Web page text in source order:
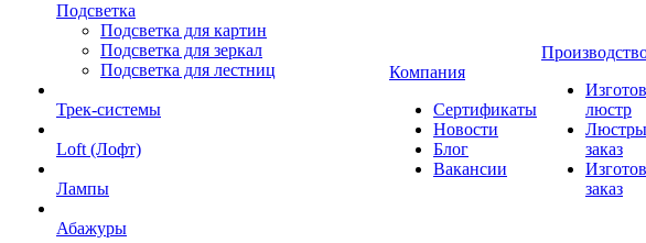
Подсветка
Подсветка для картин
Подсветка для зеркал
Подсветка для лестниц
Трек-системы
Loft (Лофт)
Лампы
Абажуры
Компания
Сертификаты
Новости
Блог
Вакансии
люстр
Люстры
заказ
заказ